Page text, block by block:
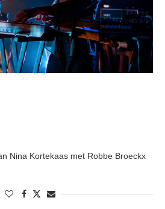
Nina Kortekaas met Robbe Broeckx